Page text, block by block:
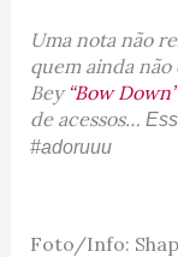
Uma nota não
quem ainda
Bey “Bow
de acessos…
#adoruuu
Foto/Info: